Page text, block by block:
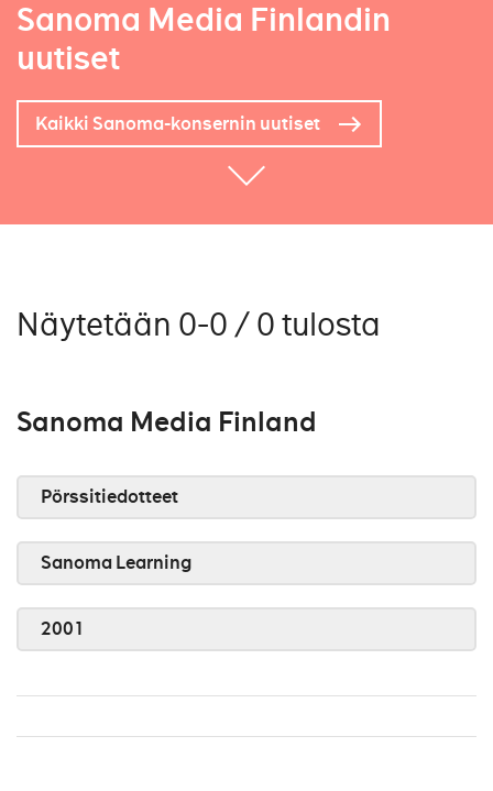
Sanoma Media Finlandin
uutiset
Kaikki Sanoma-konsernin uutiset
Näytetään 0-0 / 0 tulosta
Sanoma Media Finland
Pörssitiedotteet
Sanoma Learning
2001